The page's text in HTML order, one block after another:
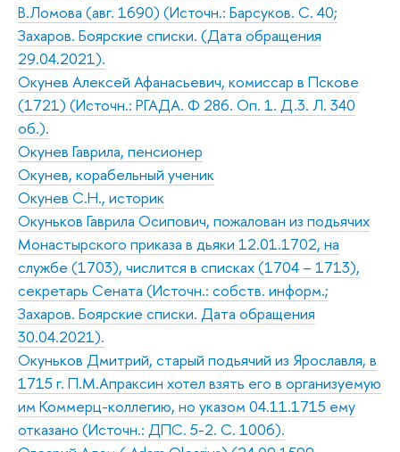
В.Ломова (авг. 1690) (Источн.: Барсуков. С. 40;
Захаров. Боярские списки. (Дата обращения
29.04.2021).
Окунев Алексей Афанасьевич, комиссар в Пскове
(1721) (Источн.: РГАДА. Ф 286. Оп. 1. Д.3. Л. 340
об.).
Окунев Гаврила, пенсионер
Окунев, корабельный ученик
Окунев С.Н., историк
Окуньков Гаврила Осипович, пожалован из подьячих
Монастырского приказа в дьяки 12.01.1702, на
службе (1703), числится в списках (1704 – 1713),
секретарь Сената (Источн.: собств. информ.;
Захаров. Боярские списки. Дата обращения
30.04.2021).
Окуньков Дмитрий, старый подьячий из Ярославля, в
1715 г. П.М.Апраксин хотел взять его в организуемую
им Коммерц-коллегию, но указом 04.11.1715 ему
отказано (Источн.: ДПС. 5-2. С. 1006).